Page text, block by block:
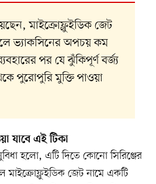
মাইক্রোফ্লুইডিক জেট
ভ্যাকসিনের অপচয় কম
পর যে ঝুঁকিপূর্ণ বর্জ্য
পুরোপুরি মুক্তি পাওয়া
যাবে এই টিকা
হলো, এটি দিতে কোনো সিরিঞ্জের
জেট নামে একটি